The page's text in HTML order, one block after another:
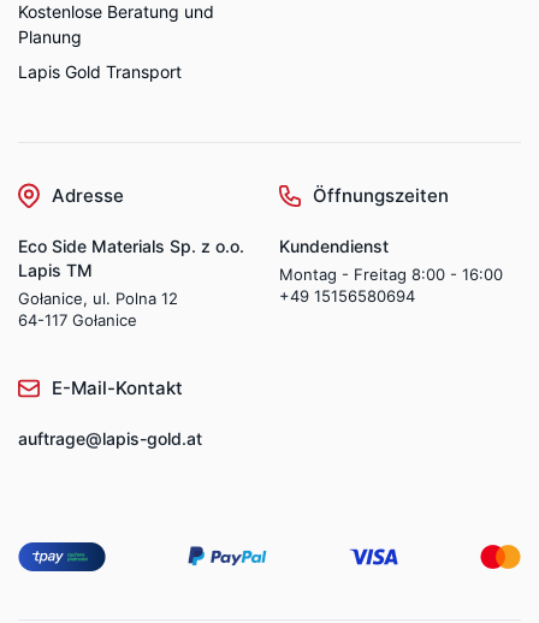
Kostenlose Beratung und
Planung
Lapis Gold Transport
Adresse
Eco Side Materials Sp. z o.o.
Lapis TM
Gołanice, ul. Polna 12
64-117 Gołanice
Öffnungszeiten
Kundendienst
Montag - Freitag 8:00 - 16:00
+49 15156580694
E-Mail-Kontakt
auftrage@lapis-gold.at